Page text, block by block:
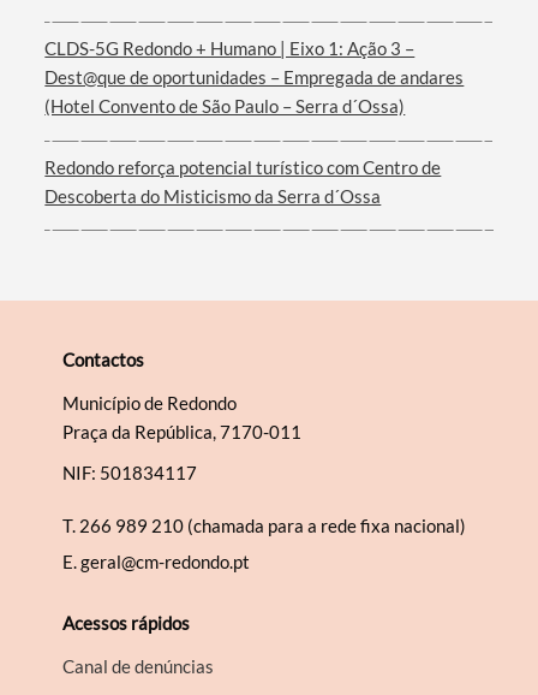
CLDS-5G Redondo + Humano | Eixo 1: Ação 3 –
Dest@que de oportunidades – Empregada de andares
(Hotel Convento de São Paulo – Serra d´Ossa)
Redondo reforça potencial turístico com Centro de
Descoberta do Misticismo da Serra d´Ossa
Contactos
Município de Redondo
Praça da República, 7170-011
NIF: 501834117
T. 266 989 210 (chamada para a rede fixa nacional)
E.geral@cm-redondo.pt
Acessos rápidos
Canal de denúncias